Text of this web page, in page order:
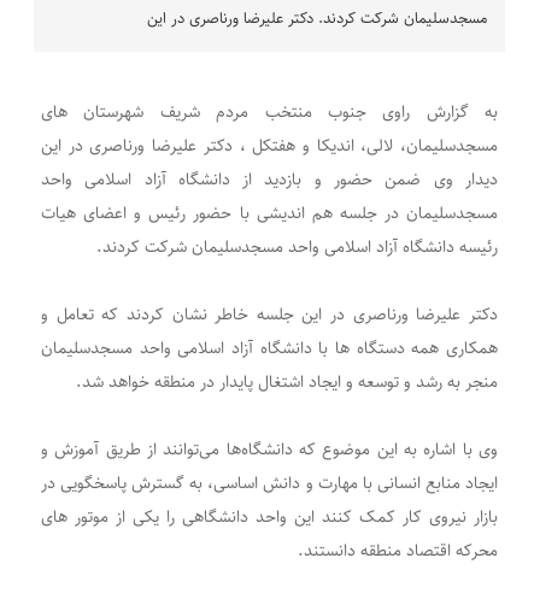
مسجدسلیمان شرکت کردند. دکتر علیرضا ورناصری در این
به گزارش راوی جنوب منتخب مردم شریف شهرستان های
مسجدسلیمان، لالی، اندیکا و هفتکل ، دکتر علیرضا ورناصری در این
دیدار وی ضمن حضور و بازدید از دانشگاه آزاد اسلامی واحد
مسجدسلیمان در جلسه هم اندیشی با حضور رئیس و اعضای هیات
رئیسه دانشگاه آزاد اسلامی واحد مسجدسلیمان شرکت کردند.
دکتر علیرضا ورناصری در این جلسه خاطر نشان کردند که تعامل و
همکاری همه دستگاه ها با دانشگاه آزاد اسلامی واحد مسجدسلیمان
منجر به رشد و توسعه و ایجاد اشتغال پایدار در منطقه خواهد شد‌.
وی با اشاره به این موضوع که دانشگاه‌ها می‌توانند از طریق آموزش و
ایجاد منابع انسانی با مهارت و دانش اساسی، به گسترش پاسخگویی در
بازار نیروی کار کمک کنند این واحد دانشگاهی را یکی از موتور های
محرکه اقتصاد منطقه دانستند.